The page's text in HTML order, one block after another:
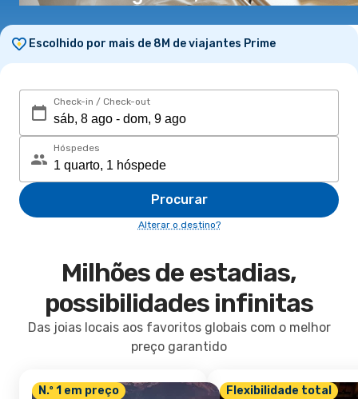
Escolhido por mais de 8M de viajantes Prime
Check-in / Check-out
Hóspedes
Procurar
Alterar o destino?
Milhões de estadias,
possibilidades infinitas
Das joias locais aos favoritos globais com o melhor
preço garantido
N.º 1 em preço Flexibilidade total